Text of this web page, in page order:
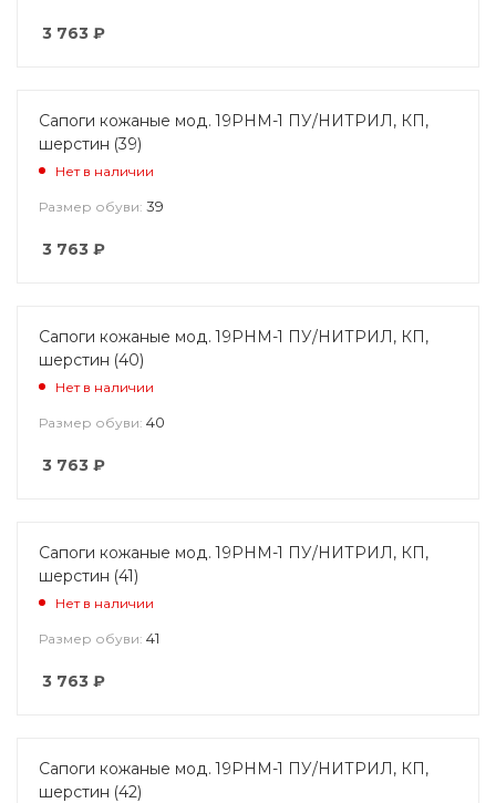
3 763 ₽
Сапоги кожаные мод. 19РНМ-1 ПУ/НИТРИЛ, КП,
шерстин (39)
Нет в наличии
Размер обуви: 39
3 763 ₽
Сапоги кожаные мод. 19РНМ-1 ПУ/НИТРИЛ, КП,
шерстин (40)
Нет в наличии
Размер обуви: 40
3 763 ₽
Сапоги кожаные мод. 19РНМ-1 ПУ/НИТРИЛ, КП,
шерстин (41)
Нет в наличии
Размер обуви: 41
3 763 ₽
Сапоги кожаные мод. 19РНМ-1 ПУ/НИТРИЛ, КП,
шерстин (42)